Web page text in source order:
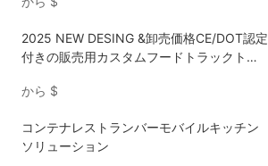
2025 NEW DESING &卸売価格CE/DOT認定
付きの販売用カスタムフードトラックトレ
から $
コンテナレストランバーモバイルキッチン
ソリューション